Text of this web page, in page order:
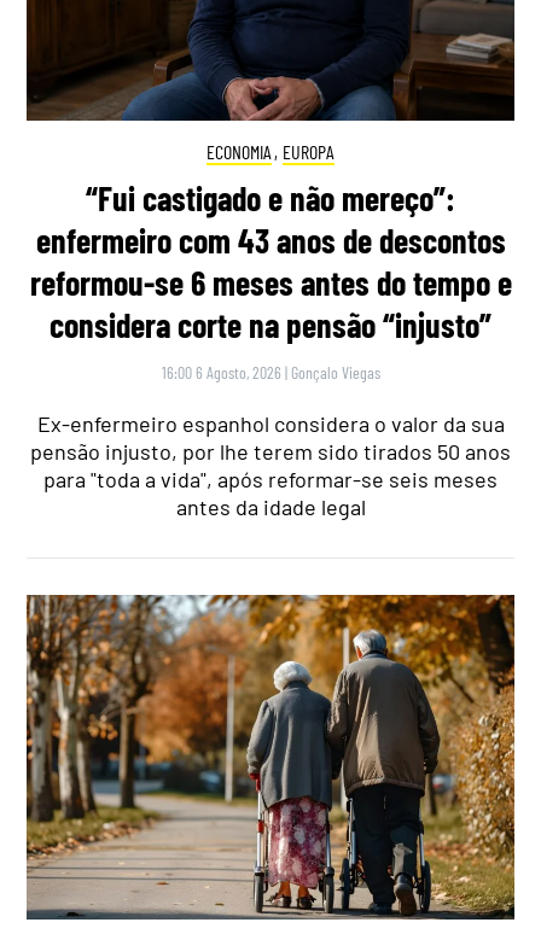
ECONOMIA , EUROPA
“Fui castigado e não mereço”:
enfermeiro com 43 anos de descontos
reformou-se 6 meses antes do tempo e
considera corte na pensão “injusto”
16:00 6 Agosto, 2026 | Gonçalo Viegas
Ex-enfermeiro espanhol considera o valor da sua
pensão injusto, por lhe terem sido tirados 50 anos
para "toda a vida", após reformar-se seis meses
antes da idade legal